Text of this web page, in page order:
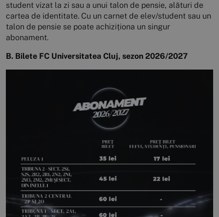
student vizat la zi sau a unui talon de pensie, alături de
cartea de identitate. Cu un carnet de elev/student sau un
talon de pensie se poate achiziționa un singur
abonament.
B. Bilete FC Universitatea Cluj, sezon 2026/2027